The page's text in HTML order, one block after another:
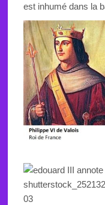
est inhumé dans la